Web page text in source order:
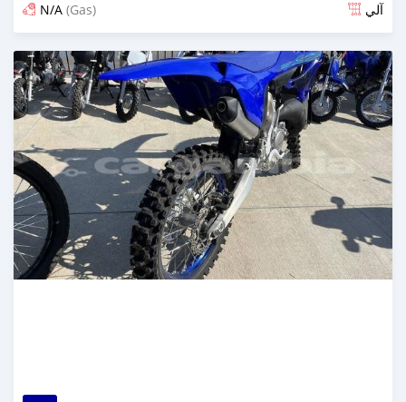
N/A (Gas) آلي
تم النشر منذ 17 يوم مضت